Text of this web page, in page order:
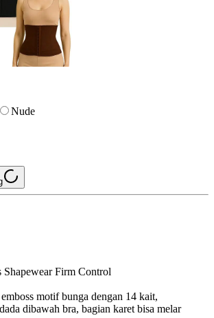
Nude
Shapewear Firm Control
motif bunga dengan 14 kait,
dibawah bra, bagian karet bisa melar